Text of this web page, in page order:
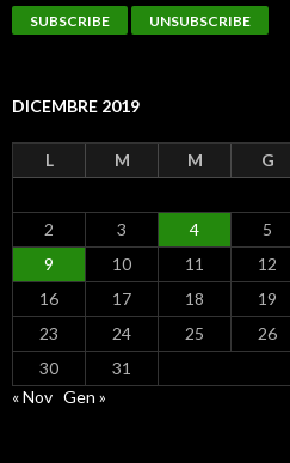
DICEMBRE 2019
L M M G
2
3 4 5
9
10 11 12
16
17 18 19
23
24 25 26
30
31
« Nov Gen »